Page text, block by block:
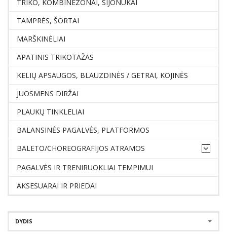
TRIKO, KOMBINEZONAI, SIJONUKAI
TAMPRĖS, ŠORTAI
MARŠKINĖLIAI
APATINIS TRIKOTAŽAS
KELIŲ APSAUGOS, BLAUZDINĖS / GETRAI, KOJINĖS
JUOSMENS DIRŽAI
PLAUKŲ TINKLELIAI
BALANSINĖS PAGALVĖS, PLATFORMOS
BALETO/CHOREOGRAFIJOS ATRAMOS
PAGALVĖS IR TRENIRUOKLIAI TEMPIMUI
AKSESUARAI IR PRIEDAI
DYDIS